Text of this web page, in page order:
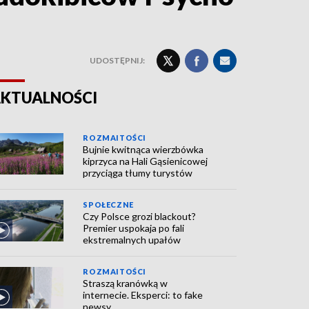
UDOSTĘPNIJ:
ROZMAITOŚCI
Bujnie kwitnąca wierzbówka
kiprzyca na Hali Gąsienicowej
przyciąga tłumy turystów
SPOŁECZNE
Czy Polsce grozi blackout?
Premier uspokaja po fali
ekstremalnych upałów
ROZMAITOŚCI
Straszą kranówką w
internecie. Eksperci: to fake
newsy